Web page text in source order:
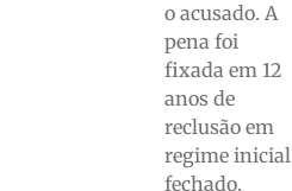
o acusado. A
pena foi
fixada em 12
anos de
reclusão em
regime inicial
fechado.